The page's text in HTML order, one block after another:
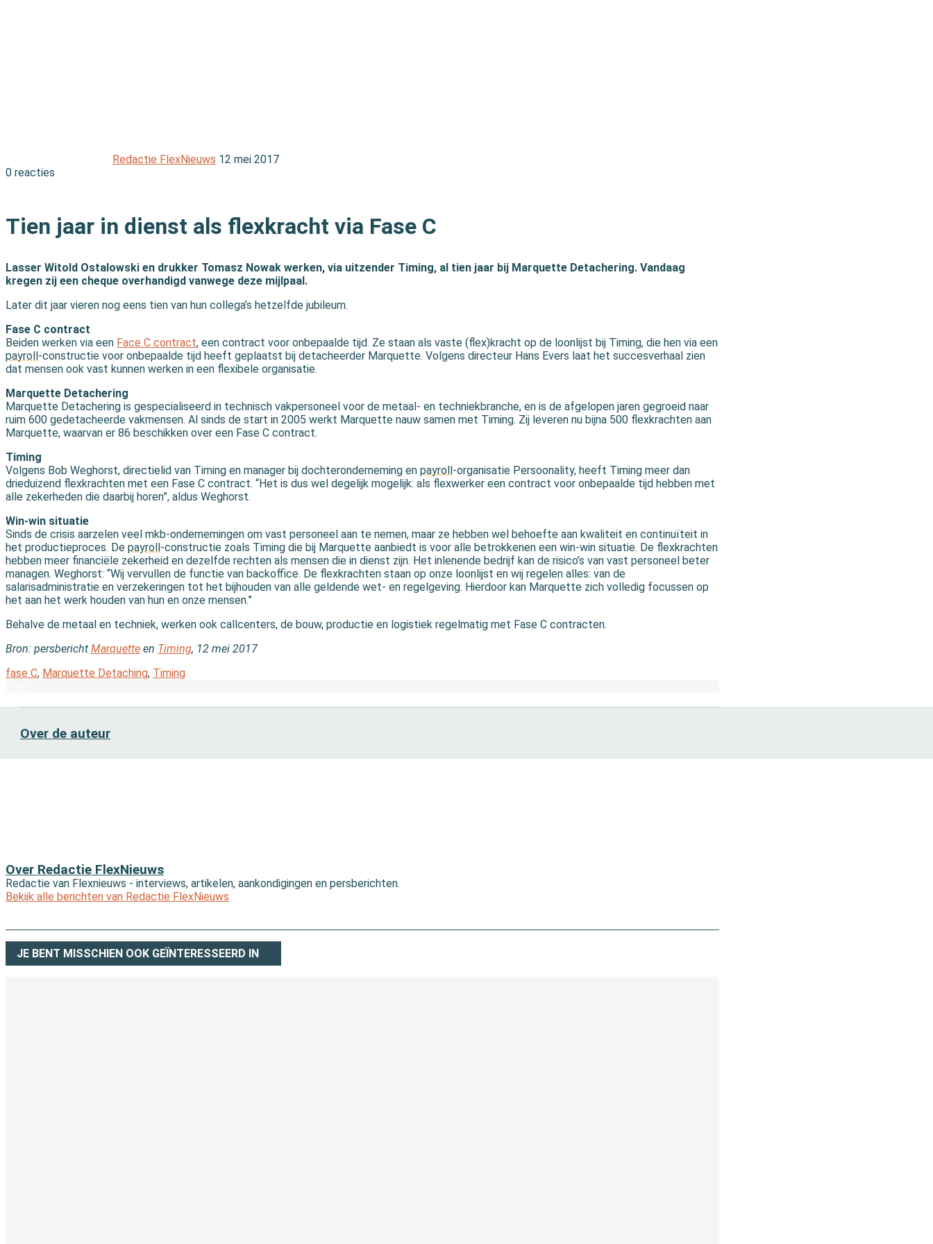
Redactie FlexNieuws 12 mei 2017
0 reacties
Tien jaar in dienst als flexkracht via Fase C
Lasser Witold Ostalowski en drukker Tomasz Nowak werken, via uitzender Timing, al tien jaar bij Marquette Detachering. Vandaag
kregen zij een cheque overhandigd vanwege deze mijlpaal.
Later dit jaar vieren nog eens tien van hun collega’s hetzelfde jubileum.
Fase C contract
Beiden werken via een Face C contract, een contract voor onbepaalde tijd. Ze staan als vaste (flex)kracht op de loonlijst bij Timing, die hen via een
payroll -constructie voor onbepaalde tijd heeft geplaatst bij detacheerder Marquette. Volgens directeur Hans Evers laat het succesverhaal zien
dat mensen ook vast kunnen werken in een flexibele organisatie.
Marquette Detachering
Marquette Detachering is gespecialiseerd in technisch vakpersoneel voor de metaal- en techniekbranche, en is de afgelopen jaren gegroeid naar
ruim 600 gedetacheerde vakmensen. Al sinds de start in 2005 werkt Marquette nauw samen met Timing. Zij leveren nu bijna 500 flexkrachten aan
Marquette, waarvan er 86 beschikken over een Fase C contract.
Timing
Volgens Bob Weghorst, directielid van Timing en manager bij dochteronderneming en payroll -organisatie Persoonality, heeft Timing meer dan
drieduizend flexkrachten met een Fase C contract. “Het is dus wel degelijk mogelijk: als flexwerker een contract voor onbepaalde tijd hebben met
alle zekerheden die daarbij horen”, aldus Weghorst.
Win-win situatie
Sinds de crisis aarzelen veel mkb-ondernemingen om vast personeel aan te nemen, maar ze hebben wel behoefte aan kwaliteit en continuïteit in
het productieproces. De payroll -constructie zoals Timing die bij Marquette aanbiedt is voor alle betrokkenen een win-win situatie. De flexkrachten
hebben meer financiële zekerheid en dezelfde rechten als mensen die in dienst zijn. Het inlenende bedrijf kan de risico’s van vast personeel beter
managen. Weghorst: “Wij vervullen de functie van backoffice. De flexkrachten staan op onze loonlijst en wij regelen alles: van de
salarisadministratie en verzekeringen tot het bijhouden van alle geldende wet- en regelgeving. Hierdoor kan Marquette zich volledig focussen op
het aan het werk houden van hun en onze mensen.”
Behalve de metaal en techniek, werken ook callcenters, de bouw, productie en logistiek regelmatig met Fase C contracten.
Bron: persbericht Marquette en Timing, 12 mei 2017
fase C, Marquette Detaching, Timing
Over de auteur
Over Redactie FlexNieuws
Redactie van Flexnieuws - interviews, artikelen, aankondigingen en persberichten.
Bekijk alle berichten van Redactie FlexNieuws
JE BENT MISSCHIEN OOK GEÏNTERESSEERD IN